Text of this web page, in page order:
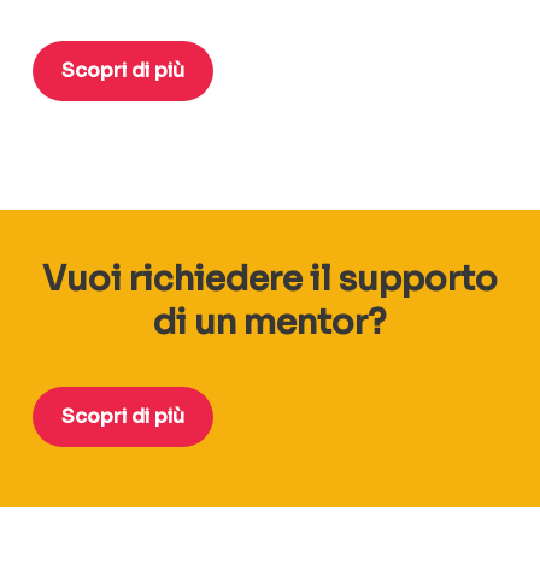
Scopri di più
Vuoi richiedere il supporto
di un mentor?
Scopri di più